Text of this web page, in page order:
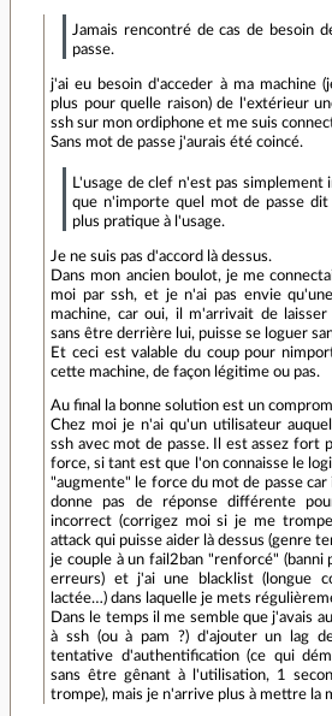
Jamais rencontré de cas de besoin
passe.
j'ai eu besoin d'acceder à ma machine
plus pour quelle raison) de l'extérieur
ssh sur mon ordiphone et me suis
Sans mot de passe j'aurais été coincé.
L'usage de clef n'est pas
que n'importe quel mot de passe
plus pratique à l'usage.
Je ne suis pas d'accord là dessus.
Dans mon ancien boulot, je me
moi par ssh, et je n'ai pas envie
machine, car oui, il m'arrivait de
sans être derrière lui, puisse se loguer
Et ceci est valable du coup pour
cette machine, de façon légitime ou pas.
Au final la bonne solution est un
Chez moi je n'ai qu'un utilisateur
ssh avec mot de passe. Il est assez fort
force, si tant est que l'on connaisse le
"augmente" le force du mot de passe
donne pas de réponse différente
incorrect (corrigez moi si je me
attack qui puisse aider là dessus (genre
je couple à un fail2ban "renforcé" (banni
erreurs) et j'ai une blacklist (longue
lactée…) dans laquelle je mets
Dans le temps il me semble que j'avais
à ssh (ou à pam ?) d'ajouter un lag
tentative d'authentification (ce qui
sans être gênant à l'utilisation, 1
trompe), mais je n'arrive plus à mettre la